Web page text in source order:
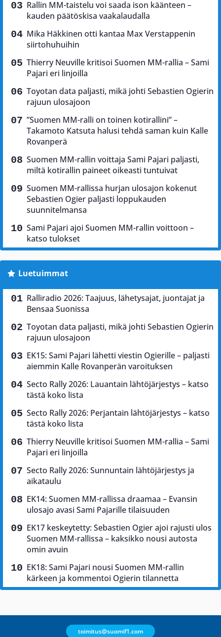
Rallin MM-taistelu voi saada ison käänteen –
kauden päätöskisa vaakalaudalla
Mika Häkkinen otti kantaa Max Verstappenin
siirtohuhuihin
Thierry Neuville kritisoi Suomen MM-rallia – Sami
Pajari eri linjoilla
Toyotan data paljasti, mikä johti Sebastien Ogierin
rajuun ulosajoon
”Suomen MM-ralli on toinen kotirallini” –
Takamoto Katsuta halusi tehdä saman kuin Kalle
Rovanperä
Suomen MM-rallin voittaja Sami Pajari paljasti,
miltä kotirallin paineet oikeasti tuntuivat
Suomen MM-rallissa hurjan ulosajon kokenut
Sebastien Ogier paljasti loppukauden
suunnitelmansa
Sami Pajari ajoi Suomen MM-rallin voittoon –
katso tulokset
Luetuimmat
Ralliradio 2026: Taajuus, lähetysajat, juontajat ja
Bensaa Suonissa
Toyotan data paljasti, mikä johti Sebastien Ogierin
rajuun ulosajoon
EK15: Sami Pajari lähetti viestin Ogierille – paljasti
aiemmin Kalle Rovanperän varoituksen
Secto Rally 2026: Lauantain lähtöjärjestys – katso
tästä koko lista
Secto Rally 2026: Perjantain lähtöjärjestys – katso
tästä koko lista
Thierry Neuville kritisoi Suomen MM-rallia – Sami
Pajari eri linjoilla
Secto Rally 2026: Sunnuntain lähtöjärjestys ja
aikataulu
EK14: Suomen MM-rallissa draamaa – Evansin
ulosajo avasi Sami Pajarille tilaisuuden
EK17 keskeytetty: Sebastien Ogier ajoi rajusti ulos
Suomen MM-rallissa – kaksikko nousi autosta
omin avuin
EK18: Sami Pajari nousi Suomen MM-rallin
kärkeen ja kommentoi Ogierin tilannetta
toimitus@suomif1.com